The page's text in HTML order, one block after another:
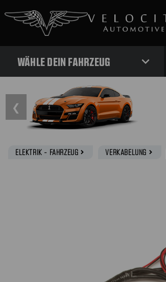
WÄHLE DEIN FAHRZEUG expand_more
❮
ELEKTRIK - FAHRZEUG navigate_next VERKABELUNG navigate_next